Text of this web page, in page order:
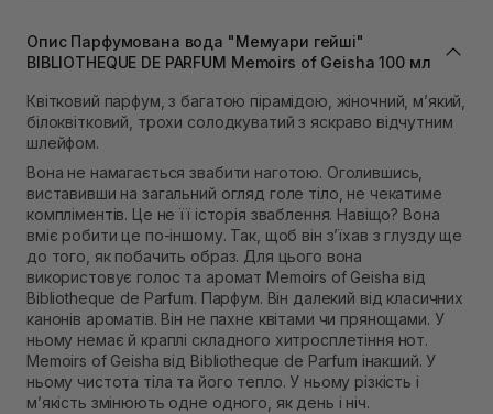
Немає в наявності!
Самовивіз м. Львів, вул. Степана Бандери 45
Самовивіз м. Рівне, вул. 16-го Липня, 15
В наявності
Самовивіз м. Рівне, вул. Кулика і Гудачека 23 (ТЦ
Екватор)
В наявності
Опис Парфумована вода "Мемуари гейші"
BIBLIOTHEQUE DE PARFUM Memoirs of Geisha 100 мл
Квітковий парфум, з багатою пірамідою, жіночний, м’який,
білоквітковий, трохи солодкуватий з яскраво відчутним
шлейфом.
Вона не намагається звабити наготою. Оголившись,
виставивши на загальний огляд голе тіло, не чекатиме
компліментів. Це не її історія зваблення. Навіщо? Вона
вміє робити це по-іншому. Так, щоб він з’їхав з глузду ще
до того, як побачить образ. Для цього вона
використовує голос та аромат Memoirs of Geisha від
Bibliotheque de Parfum. Парфум. Він далекий від класичних
канонів ароматів. Він не пахне квітами чи прянощами. У
ньому немає й краплі складного хитросплетіння нот.
Memoirs of Geisha від Bibliotheque de Parfum інакший. У
ньому чистота тіла та його тепло. У ньому різкість і
м’якість змінюють одне одного, як день і ніч.